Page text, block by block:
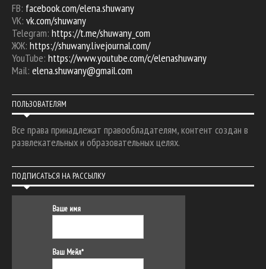
FB: facebook.com/elena.shuwany
VK: vk.com/shuwany
Telegram: https://t.me/shuwany_com
ЖЖ: https://shuwany.livejournal.com/
YouTube: https://www.youtube.com/c/elenashuwany
Mail: elena.shuwany@gmail.com
ПОЛЬЗОВАТЕЛЯМ
Все права принадлежат правообладателям, контент создан в
развлекательных и образовательных целях.
ПОДПИСАТЬСЯ НА РАССЫЛКУ
Ваше имя
Ваш Мейл*